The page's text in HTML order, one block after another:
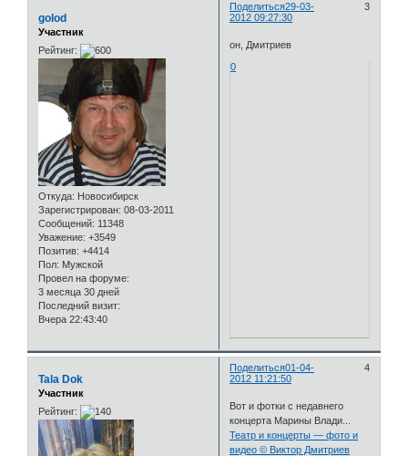
Поделиться 3
29-03-
2012 09:27:30
golod
Участник
Рейтинг:
Откуда: Новосибирск
Зарегистрирован: 08-03-2011
Сообщений: 11348
Уважение: +3549
Позитив: +4414
Пол: Мужской
Провел на форуме:
3 месяца 30 дней
Последний визит:
Вчера 22:43:40
он, Дмитриев
0
Поделиться 4
01-04-
2012 11:21:50
Tala Dok
Участник
Рейтинг:
Вот и фотки с недавнего
концерта Марины Влади...
Театр и концерты — фото и
видео © Виктор Дмитриев